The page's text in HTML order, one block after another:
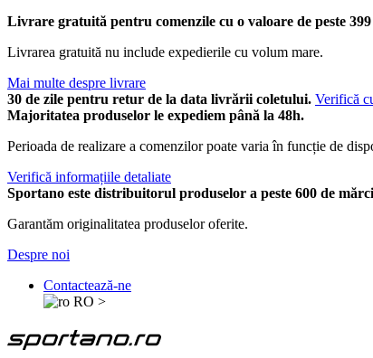
Livrare gratuită pentru comenzile cu o valoare de peste
Livrarea gratuită nu include expedierile cu volum mare.
Mai multe despre livrare
30 de zile pentru retur de la data livrării coletului. Verifică
Majoritatea produselor le expediem până la 48h.
Perioada de realizare a comenzilor poate varia în funcție de
Verifică informațiile detaliate
Sportano este distribuitorul produselor a peste 600 de
Garantăm originalitatea produselor oferite.
Despre noi
Contactează-ne
RO >